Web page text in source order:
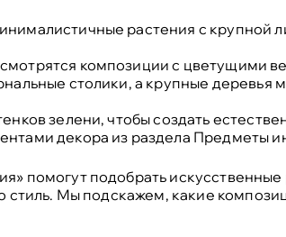
растения с крупной
композиции с цветущими
столики, а крупные деревья
зелени, чтобы создать
декора из раздела Предметы
помогут подобрать
стиль. Мы подскажем, какие